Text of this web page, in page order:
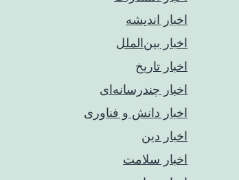
اخبار اندیشه
اخبار بین‌الملل
اخبار تاریخ
اخبار چندرسانه‌ای
اخبار دانش و فناوری
اخبار دین
اخبار سلامت